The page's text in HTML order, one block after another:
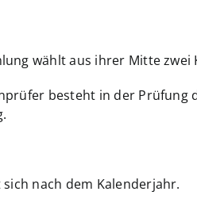
wählt aus ihrer Mitte
besteht in der
nach dem Kalenderjahr.